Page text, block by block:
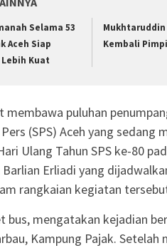
Selama 53
Aceh Siap
Kuat
Mukhtaruddin
Kembali
membawa puluhan
(SPS) Aceh yang
Ulang Tahun SPS ke-80
Erliadi yang
rangkaian kegiatan
bus, mengatakan kejadian
Kampung Pajak.